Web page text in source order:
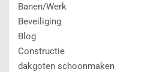
Banen/Werk
Beveiliging
Blog
Constructie
dakgoten schoonmaken